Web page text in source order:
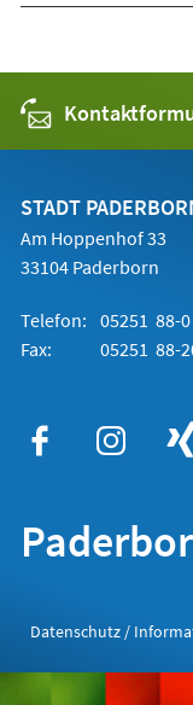
STADT
Am Hoppenhof 33
33104 Paderborn
Telefon: 05251 88-0
Fax:
05251 88-
Datenschutz /